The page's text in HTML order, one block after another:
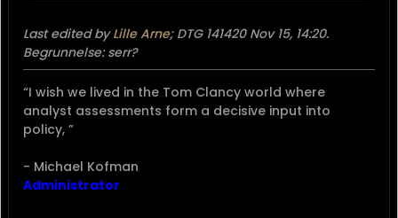
*** ADMIN ***